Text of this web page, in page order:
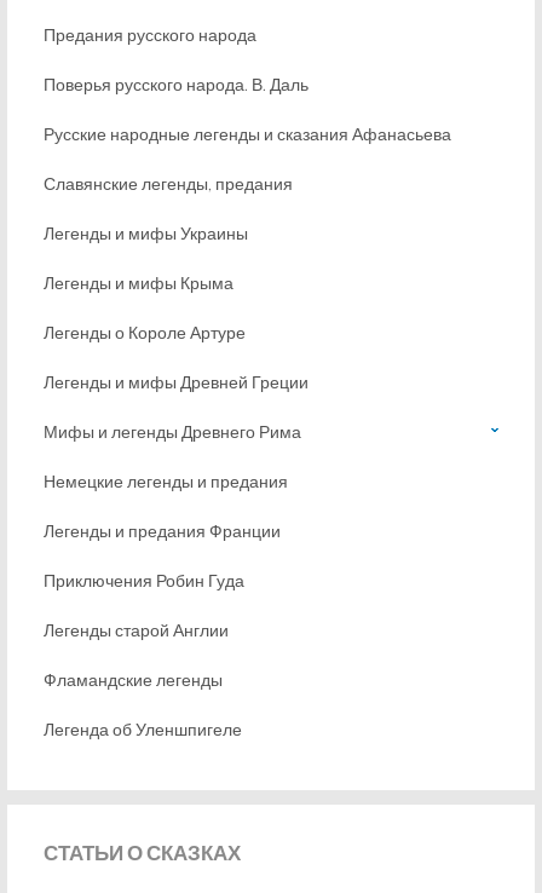
Предания русского народа
Поверья русского народа. В. Даль
Русские народные легенды и сказания Афанасьева
Славянские легенды, предания
Легенды и мифы Украины
Легенды и мифы Крыма
Легенды о Короле Артуре
Легенды и мифы Древней Греции
Мифы и легенды Древнего Рима
Немецкие легенды и предания
Легенды и предания Франции
Приключения Робин Гуда
Легенды старой Англии
Фламандские легенды
Легенда об Уленшпигеле
СТАТЬИО СКАЗКАХ